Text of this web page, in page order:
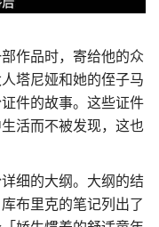
作品时，寄给他的众
塔尼娅和她的侄子马
件的故事。这些证件
活而不被发现，这也
细的大纲。大纲的结
布里克的笔记列出了